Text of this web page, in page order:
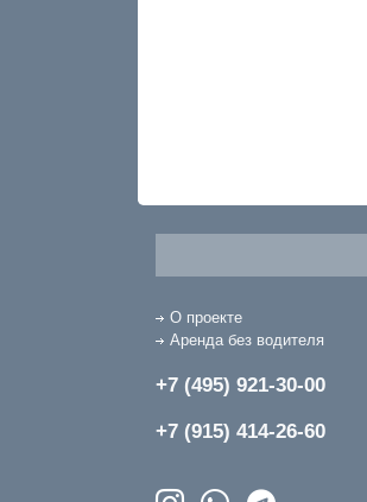
О проекте
Аренда без водителя
+7 (495) 921-30-00
+7 (915) 414-26-60